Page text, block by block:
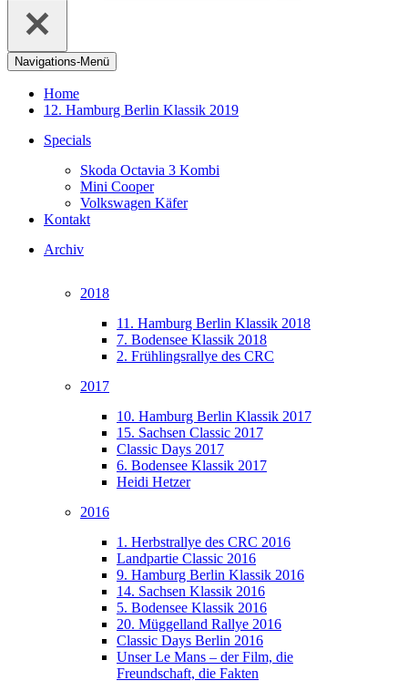
Navigations-Menü
Home
12. Hamburg Berlin Klassik 2019
Specials
Skoda Octavia 3 Kombi
Mini Cooper
Volkswagen Käfer
Kontakt
Archiv
2018
11. Hamburg Berlin Klassik 2018
7. Bodensee Klassik 2018
2. Frühlingsrallye des CRC
2017
10. Hamburg Berlin Klassik 2017
15. Sachsen Classic 2017
Classic Days 2017
6. Bodensee Klassik 2017
Heidi Hetzer
2016
1. Herbstrallye des CRC 2016
Landpartie Classic 2016
9. Hamburg Berlin Klassik 2016
14. Sachsen Klassik 2016
5. Bodensee Klassik 2016
20. Müggelland Rallye 2016
Classic Days Berlin 2016
Unser Le Mans – der Film, die
Freundschaft, die Fakten